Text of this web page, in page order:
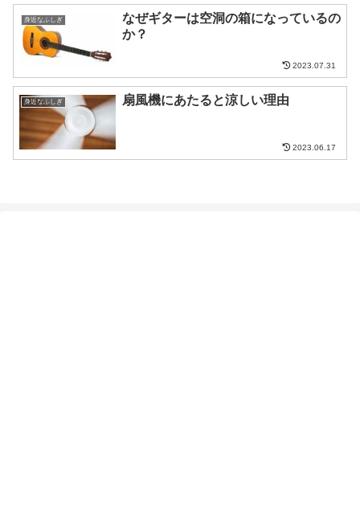
身近なふしぎ
なぜギターは空洞の箱になっているの
か？
2023.07.31
身近なふしぎ 扇風機にあたると涼しい理由
2023.06.17